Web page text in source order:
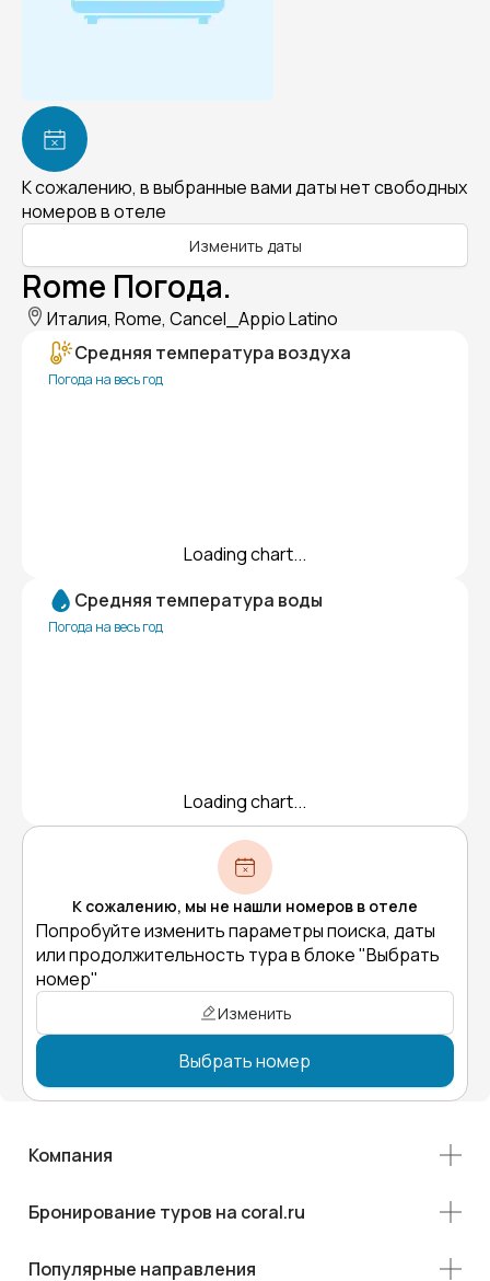
К сожалению, в выбранные вами даты нет свободных
номеров в отеле
Изменить даты
Rome Погода.
Италия, Rome, Cancel_Appio Latino
Средняя температура воздуха
Погода на весь год
Loading chart...
Средняя температура воды
Погода на весь год
Loading chart...
К сожалению, мы не нашли номеров в отеле
Попробуйте изменить параметры поиска, даты
или продолжительность тура в блоке "Выбрать
номер"
Изменить
Выбрать номер
Компания
Бронирование туров на coral.ru
Популярные направления